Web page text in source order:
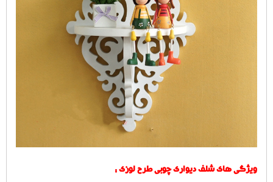
ویژگی های شلف دیواری چوبی طرح لوزی :